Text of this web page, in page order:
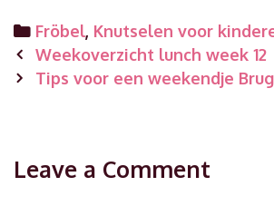
Categories
Fröbel, Knutselen voor
Post
navigation
Weekoverzicht lunch week 12
Tips voor een weekendje
Leave a Comment